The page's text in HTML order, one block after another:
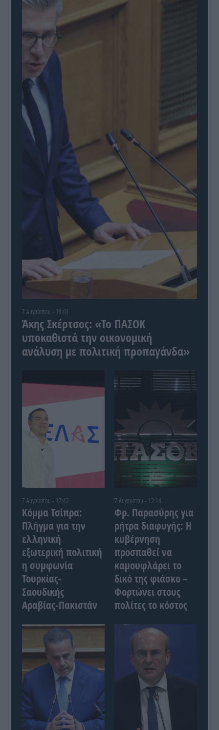
7 Αυγούστου - 19:01
Άκης Σκέρτσος: «Το ΠΑΣΟΚ
υποκαθιστά την οικονομική
ανάλυση με πολιτική προπαγάνδα»
7 Αυγούστου - 17:42
Κόμμα Τσίπρα:
Πλήγμα για την
ελληνική
εξωτερική πολιτική
η συμφωνία
Τουρκίας-
Σαουδικής
Αραβίας-Πακιστάν
7 Αυγούστου - 12:14
Φρ. Παρασύρης για
ρήτρα διαφυγής: Η
κυβέρνηση
προσπαθεί να
καμουφλάρει το
δικό της φιάσκο –
Φορτώνει στους
πολίτες το κόστος